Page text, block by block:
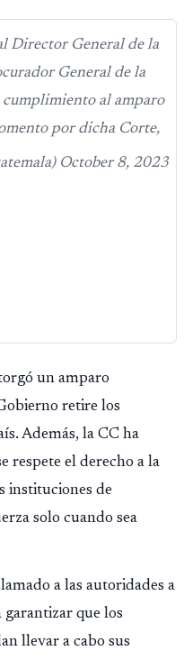
del Ministerio
Director General de la
General de la
cumplimiento al amparo
por dicha Corte,
October 8, 2023
un amparo
retire los
Además, la CC ha
respete el derecho a la
instituciones de
solo cuando sea
a las autoridades a
que los
llevar a cabo sus